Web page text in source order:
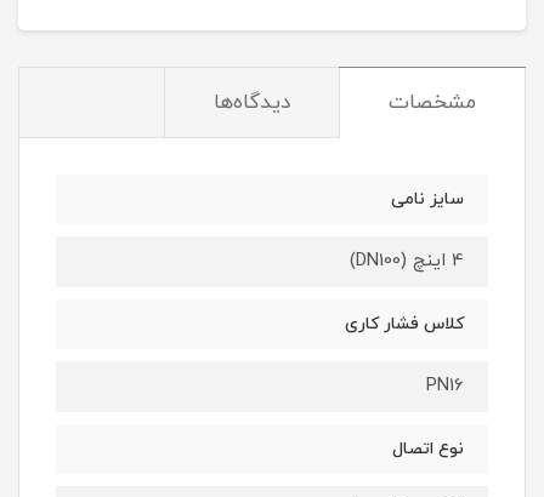
مشخصات دیدگاه‌ها
سایز نامی
4 اینچ (DN100)
کلاس فشار کاری
PN16
نوع اتصال